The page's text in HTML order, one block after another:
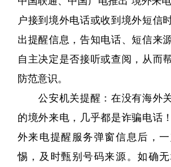
户接到境外电话或收到境外短信
出提醒信息，告知电话、短信来
自主决定是否接听或查阅，从而
防范意识。
公安机关提醒：在没有海外
的境外来电，几乎都是诈骗电话
外来电提醒服务弹窗信息后，
惕，及时甄别号码来源。如确